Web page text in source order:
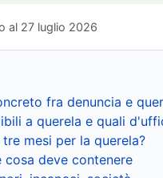
al 27 luglio 2026
fra denuncia e
a querela e quali
mesi per la querela?
cosa deve contenere